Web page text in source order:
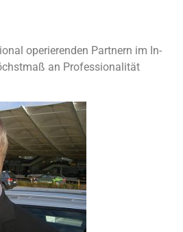
operierenden Partnern im In-
an Professionalität